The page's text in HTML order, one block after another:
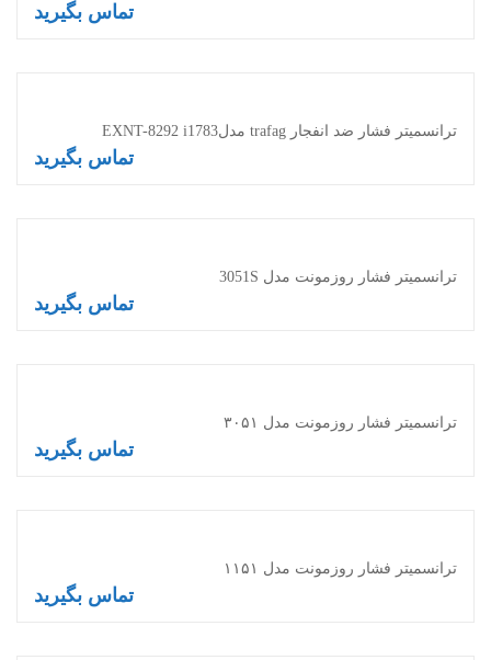
ترانسمیتر فشار روزمونت مدل ۱۱۵۱
تماس بگیرید
ترانسمیتر فشار روزمونت مدل ۳۰۵۱
تماس بگیرید
ترانسمیتر فشار روزمونت مدل 3051S
تماس بگیرید
ترانسمیتر فشار ضد انفجار trafag مدلEXNT-8292 i1783
تماس بگیرید
تماس بگیرید